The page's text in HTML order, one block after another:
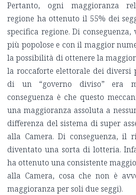
Pertanto, ogni maggioranza
regione ha ottenuto il 55% dei
specifica regione. Di
più popolose e con il maggior
la possibilità di ottenere la
la roccaforte elettorale dei
di un “governo diviso” era
conseguenza è che questo
una maggioranza assoluta a
differenza del sistema di super
alla Camera. Di conseguenza, il
diventato una sorta di lotteria.
ha ottenuto una consistente
alla Camera, cosa che non è
maggioranza per soli due seggi).